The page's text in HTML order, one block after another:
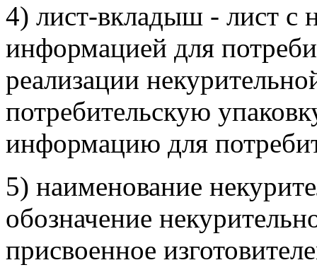
4) лист-вкладыш - лист с
информацией для
реализации
потребительскую
информацию для
5) наименование
обозначение
присвоенное